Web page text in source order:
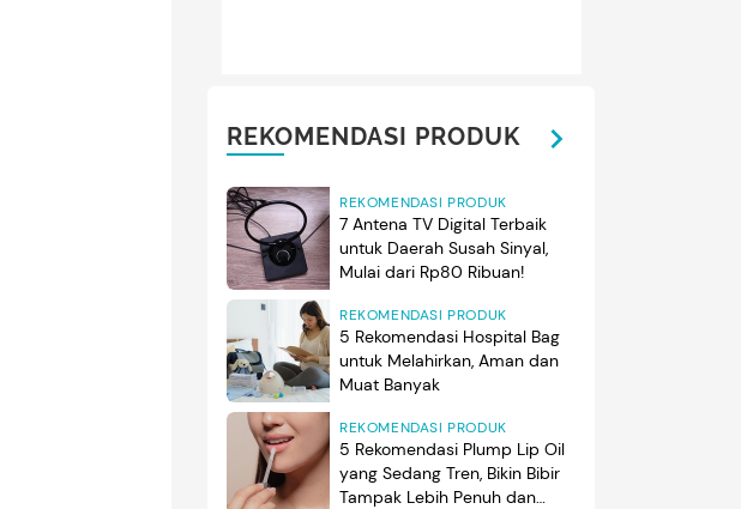
REKOMENDASI PRODUK
REKOMENDASI PRODUK
7 Antena TV Digital Terbaik
untuk Daerah Susah Sinyal,
Mulai dari Rp80 Ribuan!
REKOMENDASI PRODUK
5 Rekomendasi Hospital Bag
untuk Melahirkan, Aman dan
Muat Banyak
REKOMENDASI PRODUK
5 Rekomendasi Plump Lip Oil
yang Sedang Tren, Bikin Bibir
Tampak Lebih Penuh dan